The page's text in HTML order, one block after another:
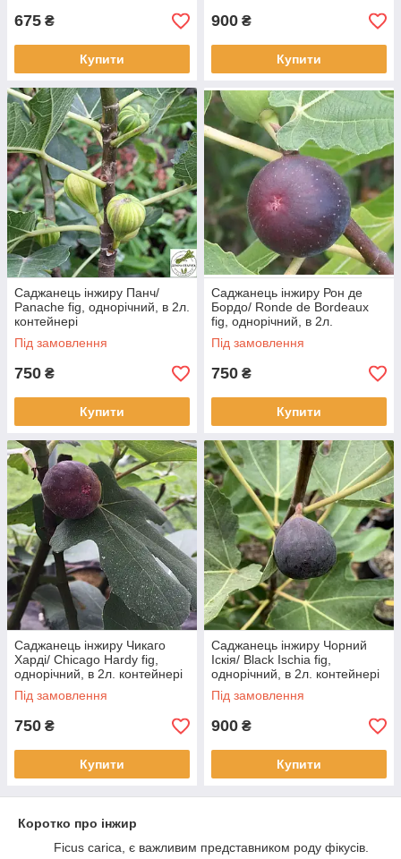
675 ₴
Купити
900 ₴
Купити
Саджанець інжиру Панч/
Panache fig, однорічний, в 2л.
контейнері
Під замовлення
750 ₴
Купити
Саджанець інжиру Рон де
Бордо/ Ronde de Bordeaux
fig, однорічний, в 2л.
контейнері
Під замовлення
750 ₴
Купити
Саджанець інжиру Чикаго
Харді/ Chicago Hardy fig,
однорічний, в 2л. контейнері
Під замовлення
750 ₴
Купити
Саджанець інжиру Чорний
Іскія/ Black Ischia fig,
однорічний, в 2л. контейнері
Під замовлення
900 ₴
Купити
Коротко про інжир
Ficus carica, є важливим представником роду фікусів.